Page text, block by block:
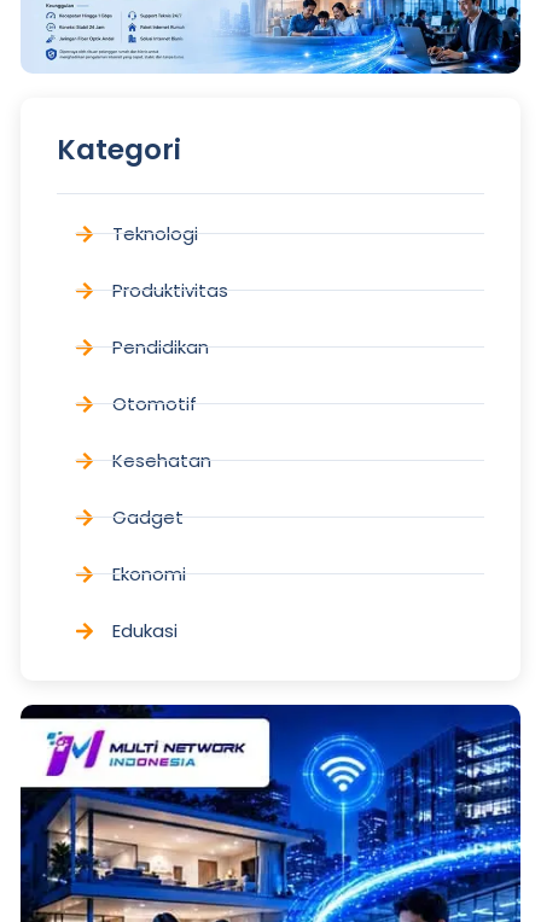
Kategori
Teknologi
Produktivitas
Pendidikan
Otomotif
Kesehatan
Gadget
Ekonomi
Edukasi